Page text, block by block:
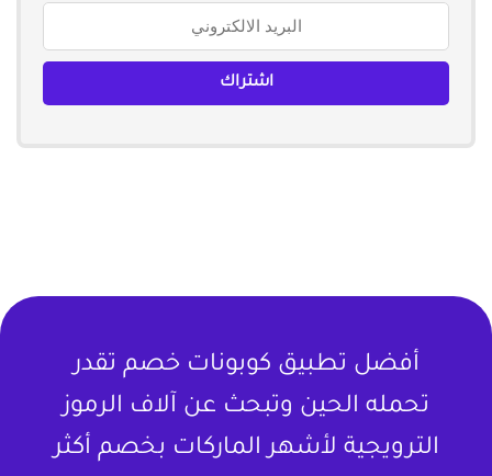
أفضل تطبيق كوبونات خصم تقدر
تحمله الحين وتبحث عن آلاف الرموز
الترويجية لأشهر الماركات بخصم أكثر